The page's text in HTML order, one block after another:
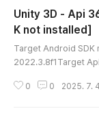
Unity 3D - Api 36 [Target Android SD
K not installed]
Target Android SDK
2022.3.8f1Target
roid SDK Api Lvel 36
0 0 2025. 7.